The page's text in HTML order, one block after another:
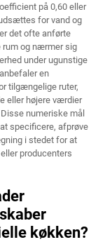
på 0,60 eller
for vand og
det ofte anførte
rum og nærmer sig
under ugunstige
en
tilgængelige ruter,
eller højere værdier
numeriske mål
specificere, afprøve
i stedet for at
producenters
køkken?